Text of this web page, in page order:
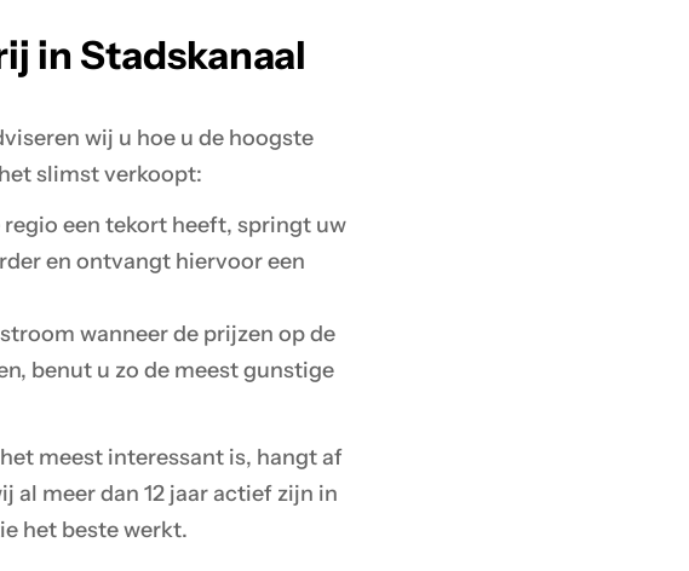
in Stadskanaal
wij u hoe u de hoogste
slimst verkoopt:
een tekort heeft, springt uw
en ontvangt hiervoor een
wanneer de prijzen op de
benut u zo de meest gunstige
het meest interessant is, hangt af
al meer dan 12 jaar actief zijn in
het beste werkt.